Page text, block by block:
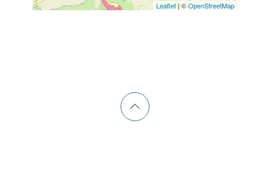
Leaflet | ©OpenStreetMap